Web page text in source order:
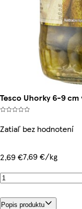
Tesco Uhorky 6-9
Zatiaľ bez hodnotení
2,69 €7,69 €/kg
Popis produktu